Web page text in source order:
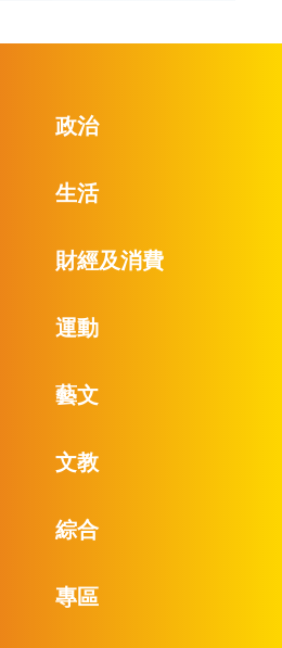
政治
生活
財經及消費
運動
藝文
文教
綜合
專區